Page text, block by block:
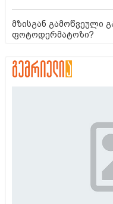
მზისგან გამოწვეული
ფოტოდერმატოზი?